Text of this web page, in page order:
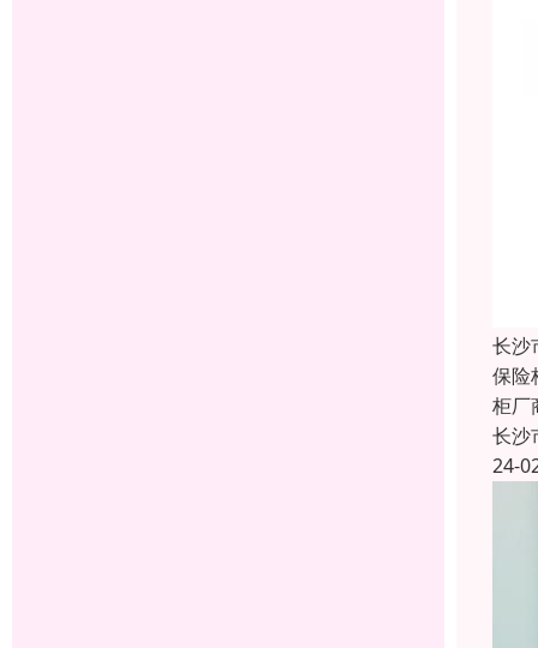
长沙
保险
柜厂
长沙
24-